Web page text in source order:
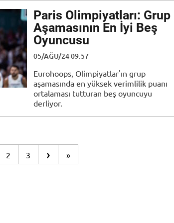
Paris Olimpiyatları: Grup
Aşamasının En İyi Beş
Oyuncusu
05/AĞU/24 09:57
Eurohoops, Olimpiyatlar'ın grup
aşamasında en yüksek verimlilik puanı
ortalaması tutturan beş oyuncuyu
derliyor.
2 3 › »